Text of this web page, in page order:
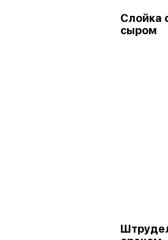
Слойка
сыром